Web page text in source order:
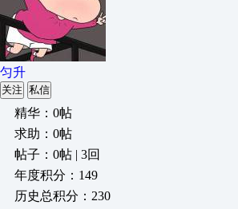
匀升
关注 私信
精华：0帖
求助：0帖
帖子：0帖 | 3回
年度积分：149
历史总积分：230